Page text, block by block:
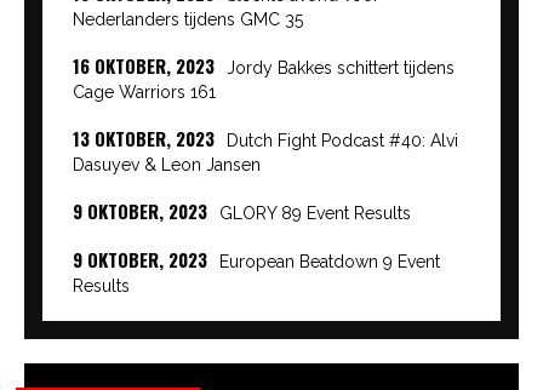
Nederlanders tijdens GMC 35
16 OKTOBER, 2023
Jordy Bakkes schittert tijdens
Cage Warriors 161
13 OKTOBER, 2023
Dutch Fight Podcast #40: Alvi
Dasuyev & Leon Jansen
9 OKTOBER, 2023 GLORY 89 Event Results
9 OKTOBER, 2023
European Beatdown 9 Event
Results